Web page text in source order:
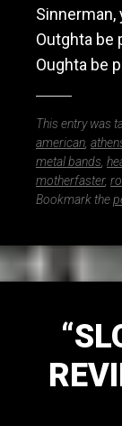
Sinnerman,
Outghta be
Oughta be
This entry was
american,
metal bands,
motherfaster,
Bookmark the